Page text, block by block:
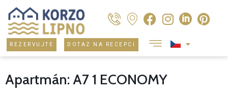
REZERVUJTE DOTAZ NA RECEPCI
Apartmán: A7 1 ECONOMY